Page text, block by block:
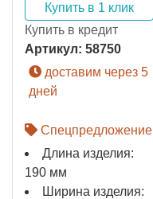
Купить в 1 клик
Купить в кредит
Артикул: 58750
доставим через 5
дней
Спецпредложение
Длина изделия:
190 мм
Ширина изделия: